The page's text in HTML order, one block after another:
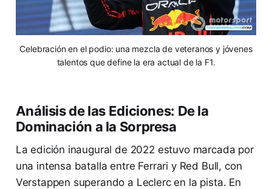
Celebración en el podio: una mezcla de veteranos y jóvenes
talentos que define la era actual de la F1.
Análisis de las Ediciones: De la
Dominación a la Sorpresa
La edición inaugural de 2022 estuvo marcada por
una intensa batalla entre Ferrari y Red Bull, con
Verstappen superando a Leclerc en la pista. En